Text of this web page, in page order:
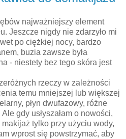
najważniejszy element
Jeszcze nigdy nie zdarzyło mi
po ciężkiej nocy, bardzo
buzia zawsze była
- niestety bez tego skóra jest
rzeczy w zależności
temu mniejszej lub większej
płyn dwufazowy, różne
gdy usłyszałam o nowości,
tylko przy użyciu wody,
wprost się powstrzymać, aby